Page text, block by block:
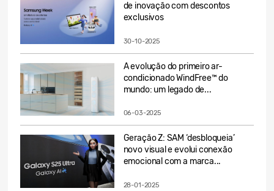
de inovação com descontos
exclusivos
30-10-2025
A evolução do primeiro ar-
condicionado WindFree™ do
mundo: um legado de...
06-03-2025
Geração Z: SAM ‘desbloqueia’
novo visual e evolui conexão
emocional com a marca...
28-01-2025